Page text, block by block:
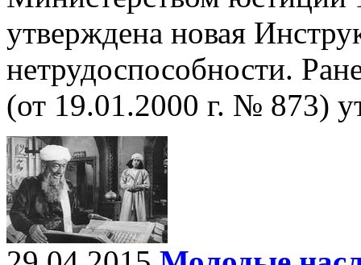
утверждена новая
нетрудоспособности.
(от 19.01.2000 г. № 873)